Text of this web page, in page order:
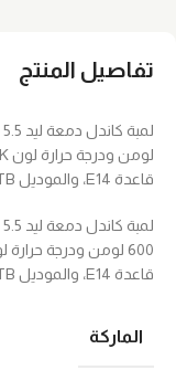
تفاصيل المنتج
قاعدة E14، والموديل TB.
قاعدة E14، والموديل TB.
الماركة